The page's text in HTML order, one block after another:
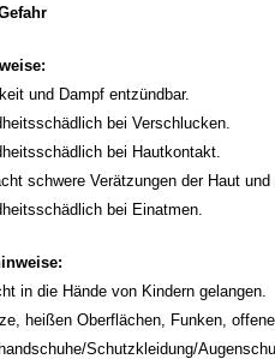
und Dampf entzündbar.
bei Verschlucken.
bei Hautkontakt.
schwere Verätzungen der Haut
bei Einatmen.
in die Hände von Kindern gelangen.
heißen Oberflächen, Funken,
Schutzkleidung/